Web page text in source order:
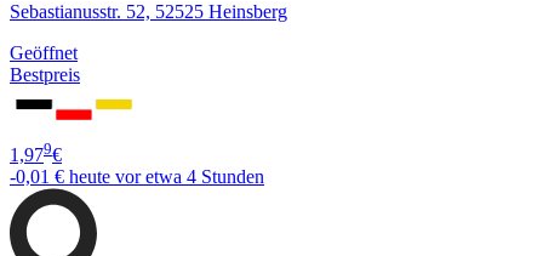
Sebastianusstr. 52, 52525 Heinsberg
Geöffnet
Bestpreis
1,979€
-0,01 € heute vor etwa 4 Stunden